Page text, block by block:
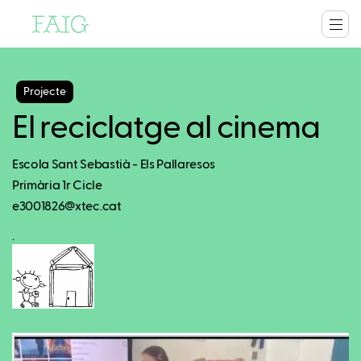
Projecte
El reciclatge al cinema
Escola Sant Sebastià - Els Pallaresos
Primària 1r Cicle
e3001826@xtec.cat
.